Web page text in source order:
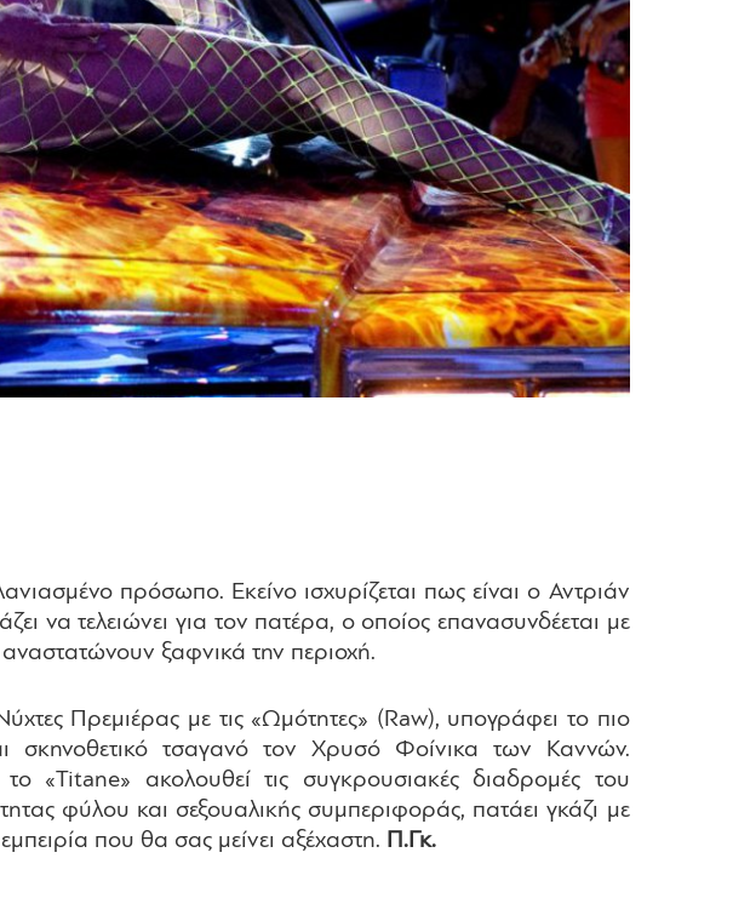
πρόσωπο. Εκείνο ισχυρίζεται πως είναι ο Αντριάν
να τελειώνει για τον πατέρα, ο οποίος επανασυνδέεται με
ξαφνικά την περιοχή.
Πρεμιέρας με τις «Ωμότητες» (Raw), υπογράφει το πιο
σκηνοθετικό τσαγανό τον Χρυσό Φοίνικα των Καννών.
«Titane» ακολουθεί τις συγκρουσιακές διαδρομές του
φύλου και σεξουαλικής συμπεριφοράς, πατάει γκάζι με
που θα σας μείνει αξέχαστη. Π.Γκ.